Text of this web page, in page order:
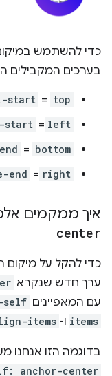
כדי להשתמש
בערכים המקבילים
top
=
start
left
=
start
bottom
=
right
=
end
איך ממקמים
center
כדי להקל על מיקום
ערך חדש שנקרא
עם המאפיינים
items ו- items
בדוגמה הזו אנחנו
anchor-center